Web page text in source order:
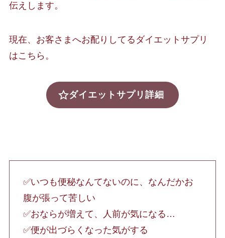
伝えします。
現在、お客さまへお配りしてるダイエットサプリ
はこちら。
ダイエットサプリ詳細
✅いつも便秘なんてないのに、なんだかお
腹が張って苦しい
✅おならが増えて、人前が気になる…
✅便が出づらくなった気がする